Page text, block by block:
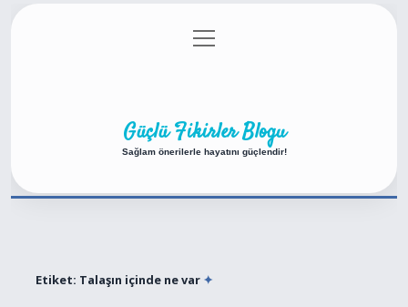
Gizlilik Politikası
menüyü
aç
Güçlü Fikirler Blogu
Sağlam önerilerle hayatını güçlendir!
Etiket: Talaşın içinde ne var